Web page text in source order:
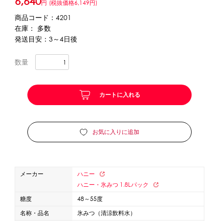
カップ・スプーン
紙カップ
ボウル型カップ
フラワーカップ
スプーンストロー
シロップ 冷凍フルーツ
ドリンクカップ・ストロー
その他の機器・備品
円 (税抜価格6,149円)
商品コード：4201
在庫： 多数
発送目安：3～4日後
数量
カートに入れる
お気に入りに追加
メーカー
ハニー
ハニー・氷みつ 1.8Lパック
糖度
48～55度
名称・品名
氷みつ（清涼飲料水）